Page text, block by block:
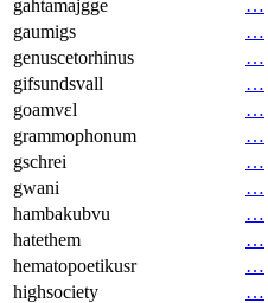
gahtamajgge
…
gaumigs
…
genuscetorhinus
…
gifsundsvall
…
goamvɛl
…
grammophonum
…
gschrei
…
gwani
…
hambakubvu
…
hatethem
…
hematopoetikusr
…
highsociety
…